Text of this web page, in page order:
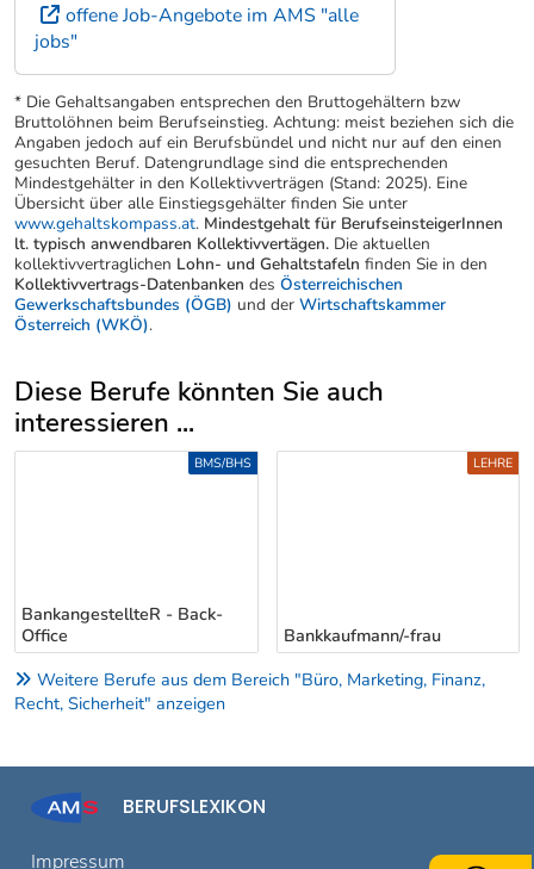
offene Job-Angebote im AMS "alle
jobs"
* Die Gehaltsangaben entsprechen den Bruttogehältern bzw
Bruttolöhnen beim Berufseinstieg. Achtung: meist beziehen sich die
Angaben jedoch auf ein Berufsbündel und nicht nur auf den einen
gesuchten Beruf. Datengrundlage sind die entsprechenden
Mindestgehälter in den Kollektivverträgen (Stand: 2025). Eine
Übersicht über alle Einstiegsgehälter finden Sie unter
www.gehaltskompass.at. Mindestgehalt für BerufseinsteigerInnen
lt. typisch anwendbaren Kollektivvertägen. Die aktuellen
kollektivvertraglichen Lohn- und Gehaltstafeln finden Sie in den
Kollektivvertrags-Datenbanken des Österreichischen
Gewerkschaftsbundes (ÖGB) und der Wirtschaftskammer
Österreich (WKÖ).
Diese Berufe könnten Sie auch
interessieren ...
Uber weitere Berufsvorschläge
BankangestellteR - Back-
Office
BMS/BHS
Bankkaufmann/-frau
LEHRE
Weitere Berufe aus dem Bereich "Büro, Marketing, Finanz,
Recht, Sicherheit" anzeigen
BERUFSLEXIKON
Impressum